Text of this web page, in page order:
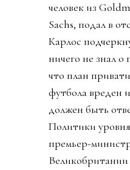
человек из
Sachs, подал в
Карлос
ничего не знал о
что план
футбола вреден и
должен быть
Политики уровня
премьер-
Великобритании